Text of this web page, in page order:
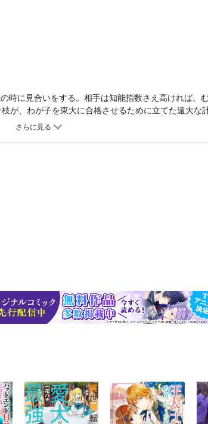
時に見合いをする。相手は知能指数さえ高ければ、
、わが子を東大に合格させるために立てた遠大な計
る妻と、それに疑問を感じながらも従わされるサラ